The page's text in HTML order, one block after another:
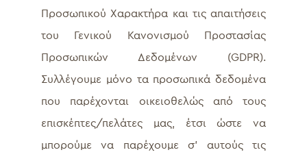
Προσωπικού Χαρακτήρα και τις απαιτήσεις
του Γενικού Κανονισμού Προστασίας
Προσωπικών Δεδομένων (GDPR).
Συλλέγουμε μόνο τα προσωπικά δεδομένα
που παρέχονται οικειοθελώς από τους
επισκέπτες/πελάτες μας, έτσι ώστε να
μπορούμε να παρέχουμε σ’ αυτούς τις